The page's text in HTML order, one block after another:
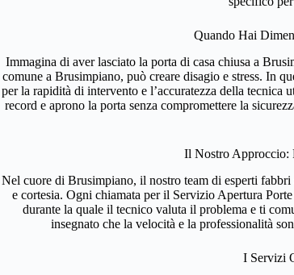
Quando Hai
Immagina di aver lasciato la porta di casa chiusa a
comune a Brusimpiano, può creare disagio e stress. In
per la rapidità di intervento e l’accuratezza della
record e aprono la porta senza compromettere la
Il Nostro Approccio:
Nel cuore di Brusimpiano, il nostro team di esperti
e cortesia. Ogni chiamata per il Servizio Apertura
durante la quale il tecnico valuta il problema e ti
insegnato che la velocità e la professionalità
I Servizi